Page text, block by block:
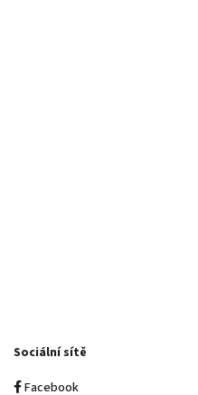
Sociální sítě
Facebook